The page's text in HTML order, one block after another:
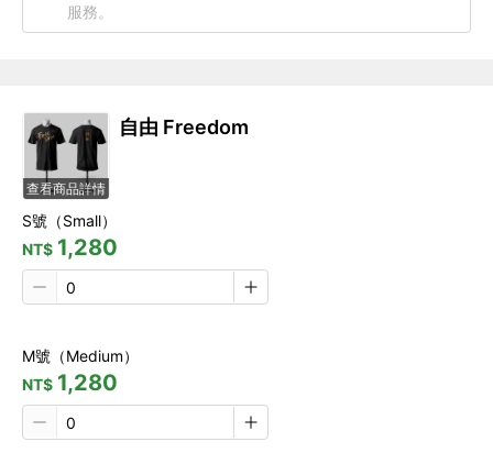
服務。
查看商品詳情
自由 Freedom
S號（Small）
NT$ 1,280
M號（Medium）
NT$ 1,280